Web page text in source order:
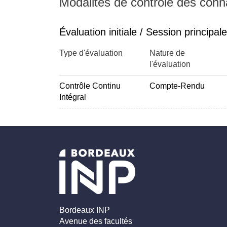
autour des points suivants : • mise en ½uvre
messages instantanés, et • gestion de la
Évaluation initiale / Session principale
Type d'évaluation
Nature de
l'évaluation
Contrôle Continu
Intégral
Compte-Rendu
Bordeaux INP
Avenue des facultés